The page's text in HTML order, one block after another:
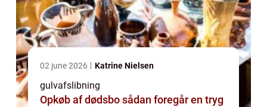
02 june 2026 Katrine Nielsen
gulvafslibning
Opkøb af dødsbo sådan foregår en tryg